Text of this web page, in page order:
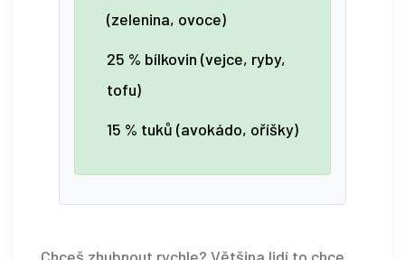
(zelenina, ovoce)
25 % bílkovin (vejce, ryby,
tofu)
15 % tuků (avokádo, oříšky)